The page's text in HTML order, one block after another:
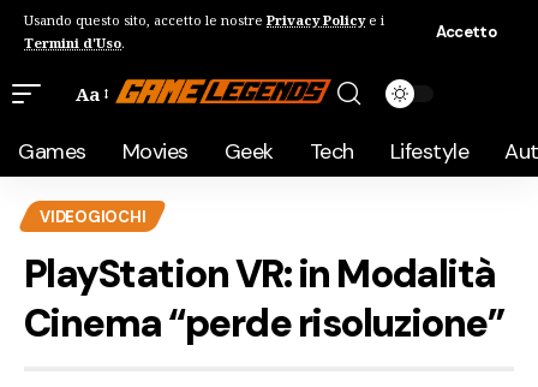
Usando questo sito, accetto le nostre Privacy Policye i
Termini d'Uso.
Accetto
Aa
Games Movies Geek Tech Lifestyle
VIDEOGIOCHI
PlayStation VR: in Modalità
Cinema “perde risoluzione”